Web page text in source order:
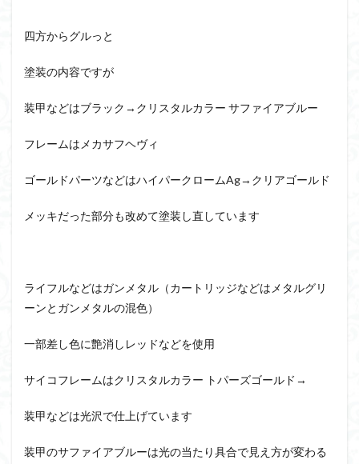
四方からグルっと
塗装の内容ですが
装甲などはブラック→クリスタルカラー サファイアブルー
フレームはメカサフヘヴィ
ゴールドパーツなどはハイパークロームAg→クリアゴールド
メッキだった部分も改めて塗装し直しています
ライフルなどはガンメタル（カートリッジなどはメタルグリ
ーンとガンメタルの混色）
一部差し色に艶消しレッドなどを使用
サイコフレームはクリスタルカラー トパーズゴールド→
装甲などは光沢で仕上げています
装甲のサファイアブルーは光の当たり具合で見え方が変わる